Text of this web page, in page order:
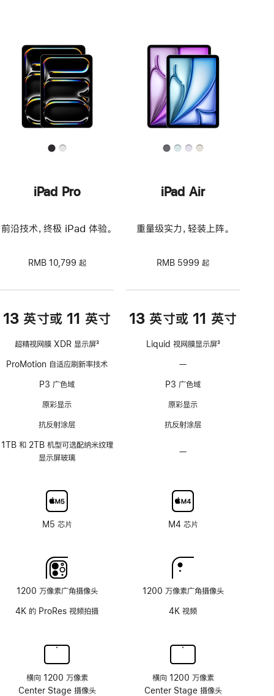
iPad Pro
前沿技术，终极 iPad 体验。
RMB 10,799 起
13 英寸或 11 英寸
超精视网膜 XDR 显示屏
注
3
ProMotion 自适应刷新率技术
P3 广色域
原彩显示
抗反射涂层
1TB 和 2TB 机型可选配纳米纹理
显示屏玻璃
M5 芯片
1200 万像素广角摄像头
4K 的 ProRes 视频拍摄
横向 1200 万像素
Center Stage 摄像头
iPad Air
重量级实力，轻装上阵。
RMB 5999 起
13 英寸或 11 英寸
Liquid 视网膜显示屏3
—
持
ProMotion
适
技
术
P3 广色域
原彩显示
抗反射涂层
—
配
纳
纹
板
M4 芯片
1200 万像素广角摄像头
4K 视频
横向 1200 万像素
Center Stage 摄像头